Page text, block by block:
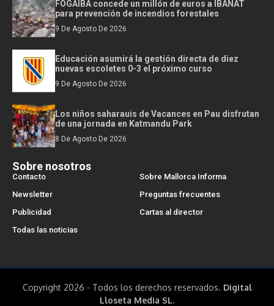
FOGAIBA concede un millón de euros a IBANAT
para prevención de incendios forestales
9 De Agosto De 2026
Educación asumirá la gestión directa de diez
nuevas escoletes 0-3 el próximo curso
9 De Agosto De 2026
Los niños saharauis de Vacances en Pau disfrutan
de una jornada en Katmandu Park
8 De Agosto De 2026
Sobre nosotros
Contacto
Sobre Mallorca Informa
Newsletter
Preguntas frecuentes
Publicidad
Cartas al director
Todas las noticias
Copyright 2026 - Todos los derechos reservados. Digital
Lloseta Media SL.